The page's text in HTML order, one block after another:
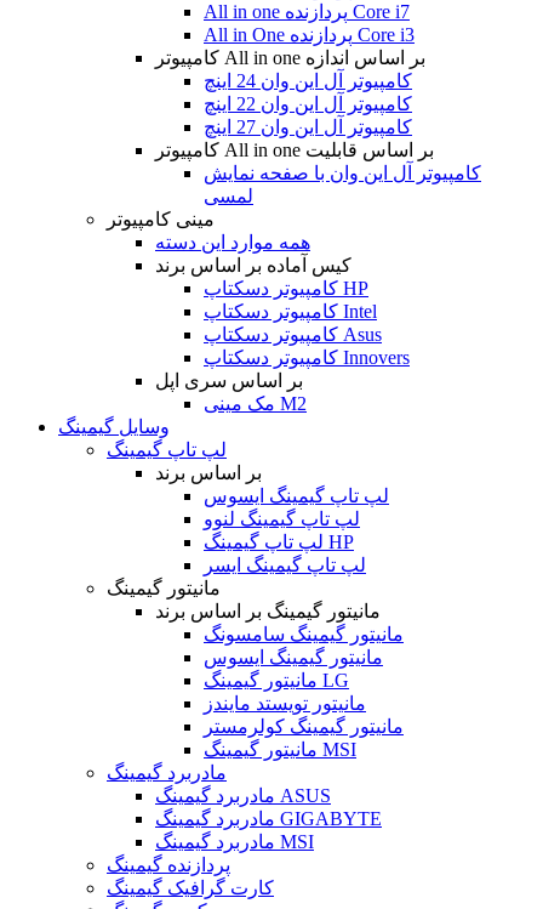
All in one پردازنده Core i7
All in One پردازنده Core i3
کامپیوتر All in one بر اساس اندازه
کامپیوتر آل این وان 24 اینچ
کامپیوتر آل این وان 22 اینچ
کامپیوتر آل این وان 27 اینچ
کامپیوتر All in one بر اساس قابلیت
کامپیوتر آل این وان با صفحه نمایش
لمسی
مینی کامپیوتر
همه موارد این دسته
کیس آماده بر اساس برند
کامپیوتر دسکتاپ HP
کامپیوتر دسکتاپ Intel
کامپیوتر دسکتاپ Asus
کامپیوتر دسکتاپ Innovers
بر اساس سری اپل
مک مینی M2
وسایل گیمینگ
لپ تاپ گیمینگ
بر اساس برند
لپ تاپ گیمینگ ایسوس
لپ تاپ گیمینگ لنوو
لپ تاپ گیمینگ HP
لپ تاپ گیمینگ ایسر
مانیتور گیمینگ
مانیتور گیمینگ بر اساس برند
مانیتور گیمینگ سامسونگ
مانیتور گیمینگ ایسوس
مانیتور گیمینگ LG
مانیتور تویستد مایندز
مانیتور گیمینگ کولرمستر
مانیتور گیمینگ MSI
مادربرد گیمینگ
مادربرد گیمینگ ASUS
مادربرد گیمینگ GIGABYTE
مادربرد گیمینگ MSI
پردازنده گیمینگ
کارت گرافیک گیمینگ